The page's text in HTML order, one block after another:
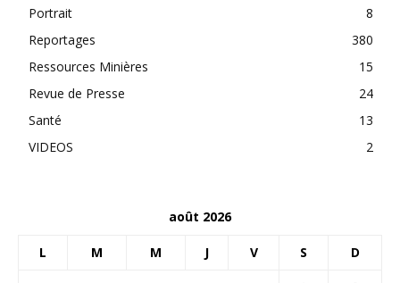
Portrait
8
Reportages
380
Ressources Minières
15
Revue de Presse
24
Santé
13
VIDEOS
2
août 2026
L M M J V S D